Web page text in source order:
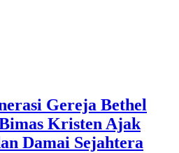
Gereja Bethel
Kristen Ajak
Damai Sejahtera